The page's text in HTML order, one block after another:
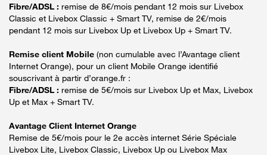
Fibre/ADSL : remise de 8€/mois pendant 12 mois sur Livebox
Classic et Livebox Classic + Smart TV, remise de 2€/mois
pendant 12 mois sur Livebox Up et Livebox Up + Smart TV.
Remise client Mobile (non cumulable avec l’Avantage client
Internet Orange), pour un client Mobile Orange identifié
souscrivant à partir d’orange.fr :
Fibre/ADSL : remise de 5€/mois sur Livebox Up et Max, Livebox
Up et Max + Smart TV.
Avantage Client Internet Orange
Remise de 5€/mois pour le 2e accès internet Série Spéciale
Livebox Lite, Livebox Classic, Livebox Up ou Livebox Max